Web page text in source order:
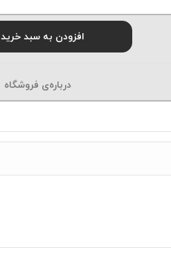
افزودن به سبد خرید
درباره‌ی فروشگاه